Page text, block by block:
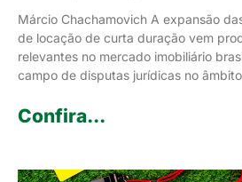
Márcio Chachamovich A expansão
de locação de curta duração vem
relevantes no mercado imobiliário
campo de disputas jurídicas no âmbito
Confira...